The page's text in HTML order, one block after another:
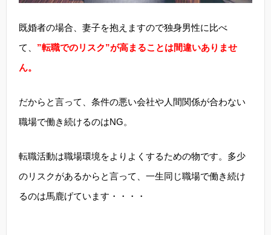
既婚者の場合、妻子を抱えますので独身男性に比べ
て、 ”転職でのリスク”が高まることは間違いありませ
ん。
だからと言って、条件の悪い会社や人間関係が合わない
職場で働き続けるのはNG。
転職活動は職場環境をよりよくするための物です。多少
のリスクがあるからと言って、一生同じ職場で働き続け
るのは馬鹿げています・・・・